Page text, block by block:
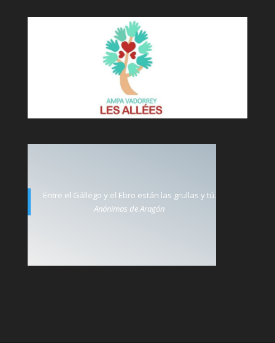
Entre el Gállego y el Ebro están las grullas y tú.
Anónimas de Aragón